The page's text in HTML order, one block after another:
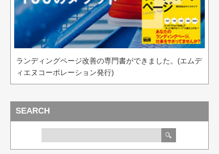
ランディングページ改善の専門書ができました。(エムデ
ィエヌコーポレーション発行)
SEARCH